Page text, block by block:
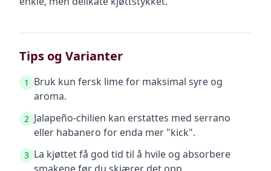
Tips og Varianter
1
Bruk kun fersk lime for maksimal syre og
aroma.
2 Jalapeño-chilien kan erstattes med serrano
eller habanero for enda mer "kick".
3 La kjøttet få god tid til å hvile og absorbere